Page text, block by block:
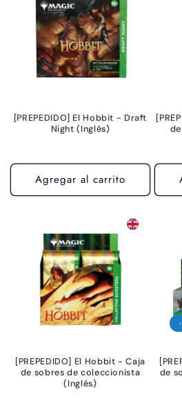
[PREPEDIDO] El Hobbit - Draft
Night (Inglés)
Agregar al carrito
[PREPEDIDO] El Hobbit - Caja
de sobres de coleccionista
(Inglés)
de